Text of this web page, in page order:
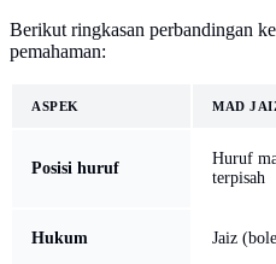
Berikut ringkasan perbandingan
pemahaman:
ASPEK MAD
Posisi huruf
Huruf
terpisah
Hukum Jaiz